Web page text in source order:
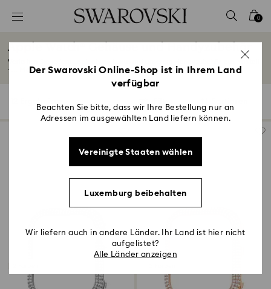
Liste Tastaturkürzel
2 - Footer
4 - Suchergebnisse
0
Apple Watch® Gehäuse und Handyzubehör
Verleihen Sie jedem Look etwas Luxus mit unserem Handyzubehör aus Kristall
–...
Mehr lesen
Filter Sortieren
Der Swarovski Online-Shop ist in Ihrem Land
verfügbar
Beachten Sie bitte, dass wir Ihre Bestellung nur an
Adressen im ausgewählten Land liefern können.
Vereinigte Staaten wählen
Luxemburg beibehalten
Wir liefern auch in andere Länder. Ihr Land ist hier nicht
aufgelistet?
Alle Länder anzeigen